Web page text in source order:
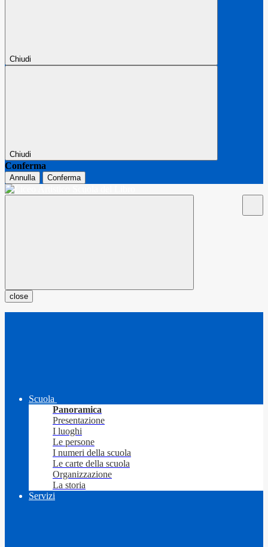
Chiudi
Chiudi
Conferma
Annulla Conferma
close
Scuola
Panoramica
Presentazione
I luoghi
Le persone
I numeri della scuola
Le carte della scuola
Organizzazione
La storia
Servizi